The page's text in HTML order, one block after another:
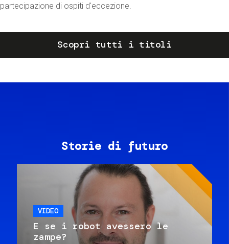
partecipazione di ospiti d'eccezione.
Scopri tutti i titoli
Storie di futuro
VIDEO
E se i robot avessero le
zampe?